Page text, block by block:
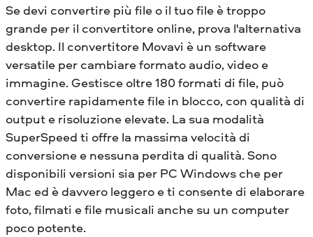
Se devi convertire più file o il tuo file è troppo
grande per il convertitore online, prova l'alternativa
desktop. Il convertitore Movavi è un software
versatile per cambiare formato audio, video e
immagine. Gestisce oltre 180 formati di file, può
convertire rapidamente file in blocco, con qualità di
output e risoluzione elevate. La sua modalità
SuperSpeed ​​ti offre la massima velocità di
conversione e nessuna perdita di qualità. Sono
disponibili versioni sia per PC Windows che per
Mac ed è davvero leggero e ti consente di elaborare
foto, filmati e file musicali anche su un computer
poco potente.